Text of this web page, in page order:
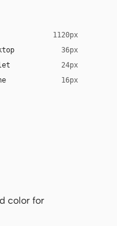
1120px
36px
24px
16px
color for